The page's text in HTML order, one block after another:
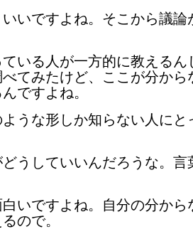
いですよね。そこから議論
いる人が一方的に教えるん
てみたけど、ここが分から
ですよね。
うな形しか知らない人にと
うしていいんだろうな。言
いですよね。自分の分から
ので。